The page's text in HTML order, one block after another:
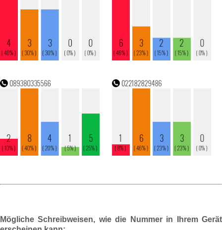
Mögliche Schreibweisen, wie die Nummer in Ihrem Gerät